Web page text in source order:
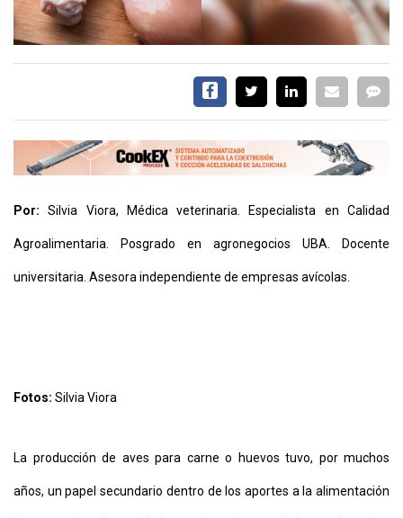
CONDICIONES
POLÍTICAS
DE
MAPA
SITIO
PARA
Por: Silvia Viora, Médica veterinaria. Especialista en Calidad
Agroalimentaria. Posgrado en agronegocios UBA. Docente
universitaria. Asesora independiente de empresas avícolas.
Fotos: Silvia Viora
La producción de aves para carne o huevos tuvo, por muchos
años, un papel secundario dentro de los aportes a la alimentación